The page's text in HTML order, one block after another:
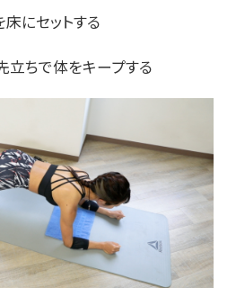
にセットする
立ちで体をキープする